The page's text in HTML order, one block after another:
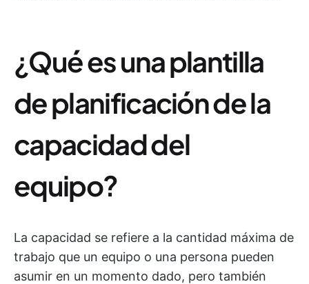
¿Qué es una plantilla
de planificación de la
capacidad del
equipo?
La capacidad se refiere a la cantidad máxima de
trabajo que un equipo o una persona pueden
asumir en un momento dado, pero también